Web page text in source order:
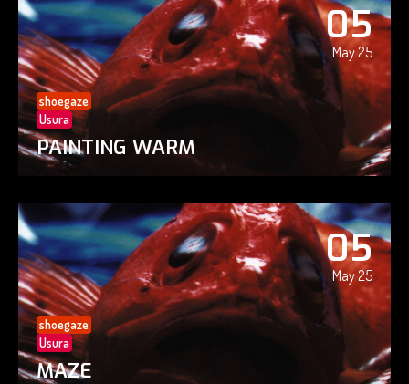
05
May 25
shoegaze
Usura
PAINTING WARM
05
May 25
shoegaze
Usura
MAZE